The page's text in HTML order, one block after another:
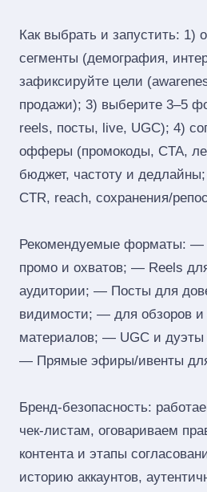
Как выбрать и запустить: 1)
сегменты (демография,
зафиксируйте цели
продажи); 3) выберите 3–5
reels, посты, live, UGC); 4)
офферы (промокоды, CTA,
бюджет, частоту и
CTR, reach, сохранения/
Рекомендуемые форматы: —
промо и охватов; — Reels
аудитории; — Посты для
видимости; — для обзоров
материалов; — UGC и дуэты
— Прямые эфиры/ивенты для
Бренд‑безопасность:
чек‑листам, оговариваем
контента и этапы
историю аккаунтов,